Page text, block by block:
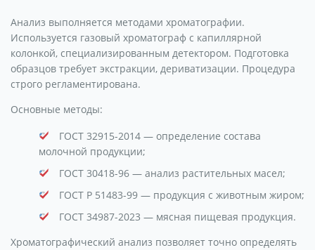
Анализ выполняется методами хроматографии.
Используется газовый хроматограф с капиллярной
колонкой, специализированным детектором. Подготовка
образцов требует экстракции, дериватизации. Процедура
строго регламентирована.
Основные методы:
ГОСТ 32915-2014 — определение состава
молочной продукции;
ГОСТ 30418-96 — анализ растительных масел;
ГОСТ Р 51483-99 — продукция с животным жиром;
ГОСТ 34987-2023 — мясная пищевая продукция.
Хроматографический анализ позволяет точно определять